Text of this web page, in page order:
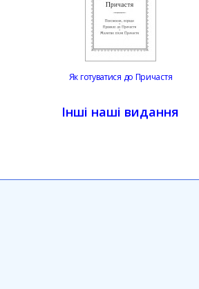
Як готуватися до Причастя
Інші наші видання